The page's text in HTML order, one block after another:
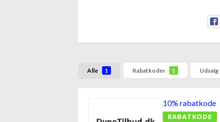
Alle 1 Rabatkoder 1 Udsalg
10% rabatkode
RABATKODE